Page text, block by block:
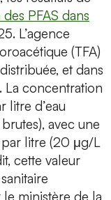
PFAS dans
L’agence
(TFA)
et dans
La concentration
litre d’eau
avec une
litre (20 μg/L
cette valeur
ministère de la